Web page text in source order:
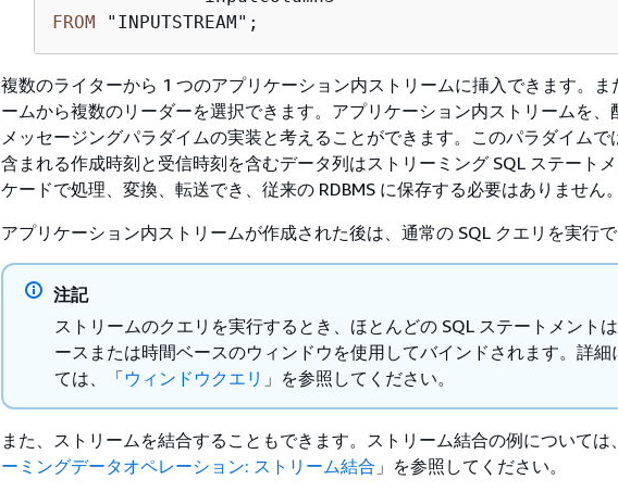
FROM "INPUTSTREAM";
複数のライターから 1 つのアプリケーション内ストリームに挿入できます。ま
ームから複数のリーダーを選択できます。アプリケーション内ストリームを
メッセージングパラダイムの実装と考えることができます。このパラダイムで
含まれる作成時刻と受信時刻を含むデータ列はストリーミング SQL ステート
ケードで処理、変換、転送でき、従来の RDBMS に保存する必要はありません。
アプリケーション内ストリームが作成された後は、通常の SQL クエリを実行で
注記
ストリームのクエリを実行するとき、ほとんどの SQL ステートメント
ースまたは時間ベースのウィンドウを使用してバインドされます。詳細
ては、「ウィンドウクエリ 」を参照してください。
また、ストリームを結合することもできます。ストリーム結合の例については
ーミングデータオペレーション: ストリーム結合 」を参照してください。